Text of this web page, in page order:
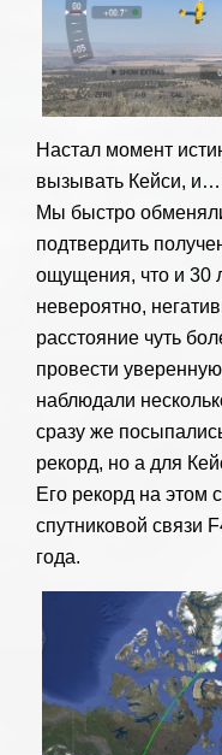
Настал момент
вызывать Кейси, и…
Мы быстро
подтвердить
ощущения, что и 30
невероятно,
расстояние чуть
провести
наблюдали
сразу же
рекорд, но а для
Его рекорд на этом
спутниковой связи
года.